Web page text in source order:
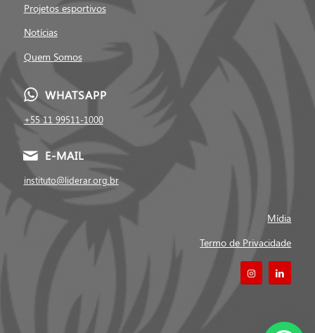
Projetos esportivos
Notícias
Quem Somos
WHATSAPP
+55 11 99511-1000
E-MAIL
instituto@liderar.org.br
Mídia
Termo de Privacidade